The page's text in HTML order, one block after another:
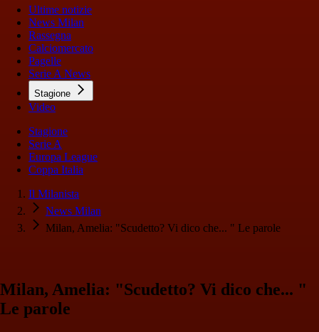
Ultime notizie
News Milan
Rassegna
Calciomercato
Pagelle
Serie A News
Stagione
Video
Stagione
Serie A
Europa League
Coppa Italia
Il Milanista
News Milan
Milan, Amelia: "Scudetto? Vi dico che... " Le parole
Milan, Amelia: "Scudetto? Vi dico che... "
Le parole